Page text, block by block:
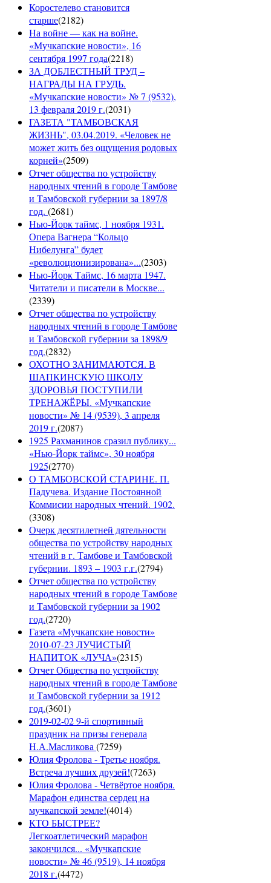
Коростелево становится
старше(2182)
На войне — как на войне.
«Мучкапские новости», 16
сентября 1997 года(2218)
ЗА ДОБЛЕСТНЫЙ ТРУД –
НАГРАДЫ НА ГРУДЬ.
«Мучкапские новости» № 7 (9532),
13 февраля 2019 г.(2031)
ГАЗЕТА "ТАМБОВСКАЯ
ЖИЗНЬ", 03.04.2019. «Человек не
может жить без ощущения родовых
корней»(2509)
Отчет общества по устройству
народных чтений в городе Тамбове
и Тамбовской губернии за 1897/8
год. (2681)
Нью-Йорк таймс, 1 ноября 1931.
Опера Вагнера “Кольцо
Нибелунга” будет
«революционизирована»...(2303)
Нью-Йорк Таймс, 16 марта 1947.
Читатели и писатели в Москве...
(2339)
Отчет общества по устройству
народных чтений в городе Тамбове
и Тамбовской губернии за 1898/9
год.(2832)
ОХОТНО ЗАНИМАЮТСЯ. В
ШАПКИНСКУЮ ШКОЛУ
ЗДОРОВЬЯ ПОСТУПИЛИ
ТРЕНАЖЁРЫ. «Мучкапские
новости» № 14 (9539), 3 апреля
2019 г.(2087)
1925 Рахманинов сразил публику...
«Нью-Йорк таймс», 30 ноября
1925(2770)
О ТАМБОВСКОЙ СТАРИНЕ. П.
Падучева. Издание Постоянной
Коммисии народных чтений. 1902.
(3308)
Очерк десятилетней дятельности
общества по устройству народных
чтений в г. Тамбове и Тамбовской
губернии. 1893 – 1903 г.г.(2794)
Отчет общества по устройству
народных чтений в городе Тамбове
и Тамбовской губернии за 1902
год.(2720)
Газета «Мучкапские новости»
2010-07-23 ЛУЧИСТЫЙ
НАПИТОК «ЛУЧА»(2315)
Отчет Общества по устройству
народных чтений в городе Тамбове
и Тамбовской губернии за 1912
год.(3601)
2019-02-02 9-й спортивный
праздник на призы генерала
Н.А.Масликова(7259)
Юлия Фролова - Третье ноября.
Встреча лучших друзей!(7263)
Юлия Фролова - Четвёртое ноября.
Марафон единства сердец на
мучкапской земле!(4014)
КТО БЫСТРЕЕ?
Легкоатлетический марафон
закончился... «Мучкапские
новости» № 46 (9519), 14 ноября
2018 г.(4472)